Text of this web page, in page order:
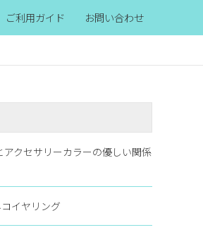
ご利用ガイド お問い合わせ
アクセサリーカラーの優しい関係
イヤリング